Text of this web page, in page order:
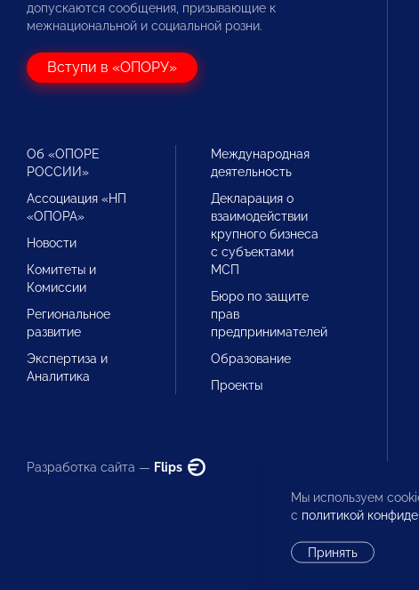
допускаются сообщения, призывающие к
межнациональной и социальной розни.
Вступи в «ОПОРУ»
Об «ОПОРЕ
РОССИИ»
Ассоциация «НП
«ОПОРА»
Новости
Комитеты и
Комиссии
Региональное
развитие
Экспертиза и
Аналитика
Международная
деятельность
Декларация о
взаимодействии
крупного бизнеса
с субъектами
МСП
Бюро по защите
прав
предпринимателей
Образование
Проекты
Разработка сайта — Flips
Мы используем
с политикой
Принять